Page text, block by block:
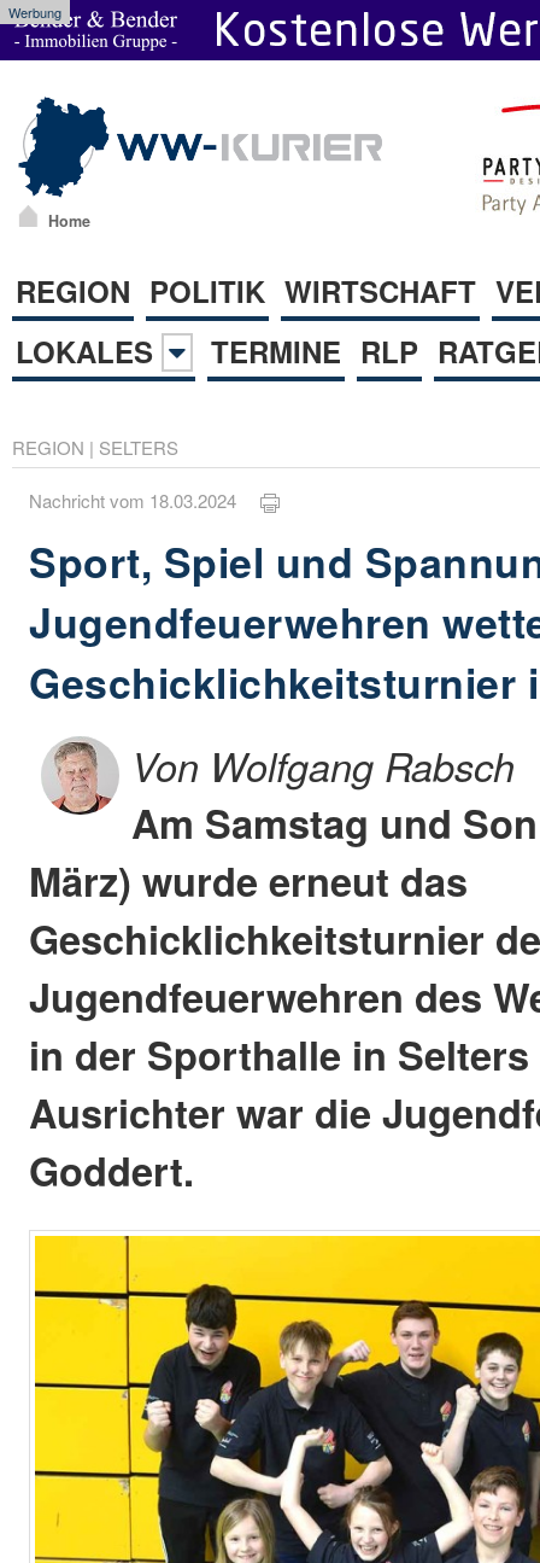
Werbung
Home
REGION POLITIK WIRTSCHAFT
LOKALES
TERMINE RLP
REGION | SELTERS
Nachricht vom 18.03.2024
Sport, Spiel und
Jugendfeuerwehren
Geschicklichkeitsturnier
Von Wolfgang Rabsch
Am Samstag und
März) wurde erneut das
Geschicklichkeitsturnier
Jugendfeuerwehren des
in der Sporthalle in
Ausrichter war die
Goddert.